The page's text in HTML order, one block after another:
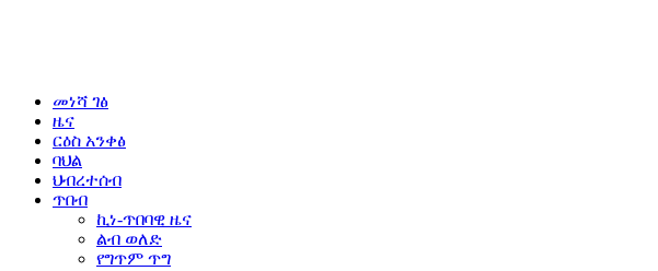
መነሻ ገፅ
ዜና
ርዕስ አንቀፅ
ባህል
ህብረተሰብ
ጥበብ
ኪነ-ጥበባዊ ዜና
ልብ ወለድ
የግጥም ጥግ